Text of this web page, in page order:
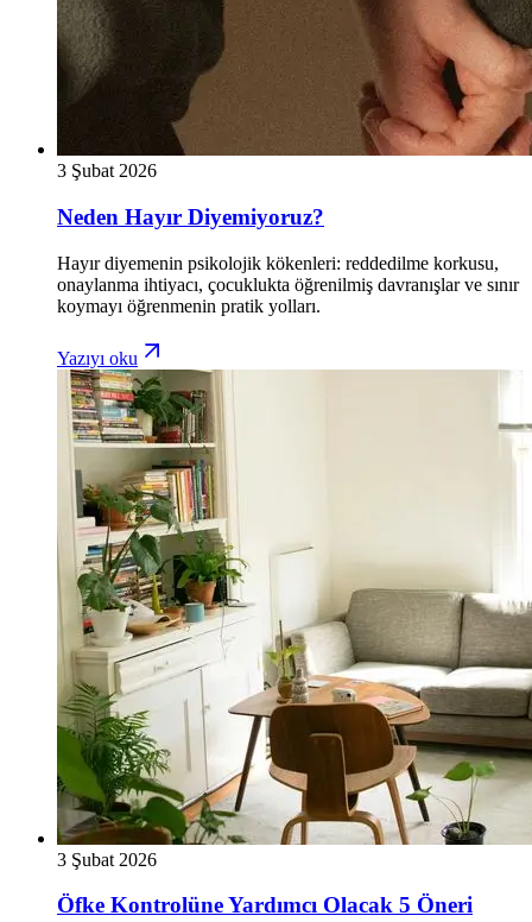
3 Şubat 2026
Neden Hayır Diyemiyoruz?
Hayır diyemenin psikolojik kökenleri: reddedilme korkusu,
onaylanma ihtiyacı, çocuklukta öğrenilmiş davranışlar ve sınır
koymayı öğrenmenin pratik yolları.
Yazıyı oku
3 Şubat 2026
Öfke Kontrolüne Yardımcı Olacak 5 Öneri